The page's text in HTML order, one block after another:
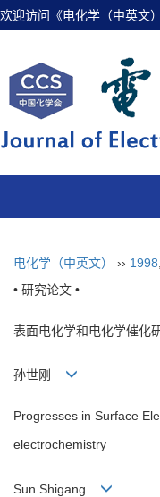
欢迎访问《电化学（中英文
电化学（中英文） ›› 1998
• 研究论文 •
表面电化学和电化学催
孙世刚
Progresses in Surface
electrochemistry
Sun Shigang